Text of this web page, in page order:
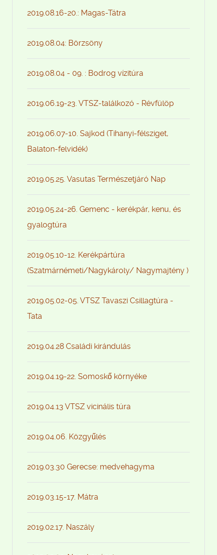
2019.08.16-20.: Magas-Tátra
2019.08.04: Börzsöny
2019.08.04 - 09. : Bodrog vízitúra
2019.06.19-23. VTSZ-találkozó - Révfülöp
2019.06.07-10. Sajkod (Tihanyi-félsziget,
Balaton-felvidék)
2019.05.25. Vasutas Természetjáró Nap
2019.05.24-26. Gemenc - kerékpár, kenu, és
gyalogtúra
2019.05.10-12. Kerékpártúra
(Szatmárnémeti/Nagykároly/ Nagymajtény )
2019.05.02-05. VTSZ Tavaszi Csillagtúra -
Tata
2019.04.28 Családi kirándulás
2019.04.19-22. Somoskő környéke
2019.04.13 VTSZ vicinális túra
2019.04.06. Közgyűlés
2019.03.30 Gerecse: medvehagyma
2019.03.15-17. Mátra
2019.02.17. Naszály